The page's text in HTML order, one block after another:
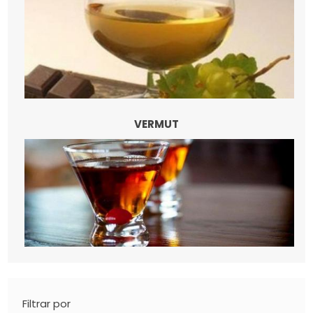
VERMUT
Filtrar por